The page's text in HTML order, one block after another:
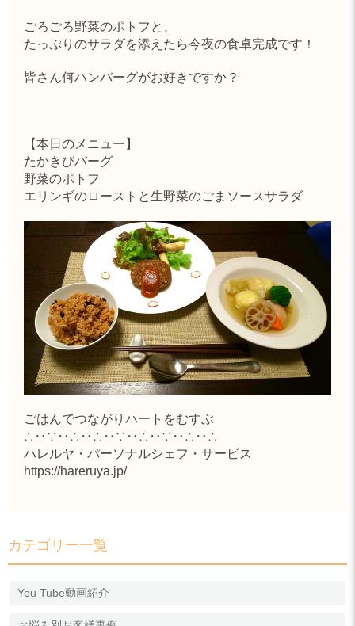
ごろごろ野菜のポトフと、
たっぷりのサラダを添えたら今夜の食卓完成です！
皆さん何ハンバーグがお好きですか？
【本日のメニュー】
たかきびバーグ
野菜のポトフ
エリンギのローストと生野菜のごまソースサラダ
ごはんでつながりハートをむすぶ
∴‥∵‥∴‥∴‥∵‥∴‥∵‥∴‥∴
ハレルヤ・パーソナルシェフ・サービス
https://hareruya.jp/
カテゴリー一覧
You Tube動画紹介